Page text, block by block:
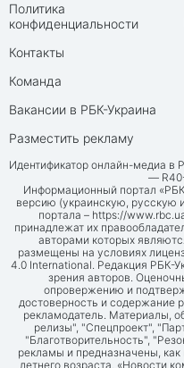
Политика
конфиденциальности
Контакты
Команда
Вакансии в РБК-Украина
Разместить рекламу
Идентификатор онлайн-медиа в
—
Информационный портал
версию (украинскую, русскую
портала – https://
принадлежат их
авторами которых
размещены на условиях
4.0 International. Редакция РБК-
зрения авторов.
опровержению и
достоверность и содержание
рекламодатель. Материалы,
релизы", "Спецпроект",
"Благотворительность",
рекламы и предназначены,
летнего возраста. «Новости